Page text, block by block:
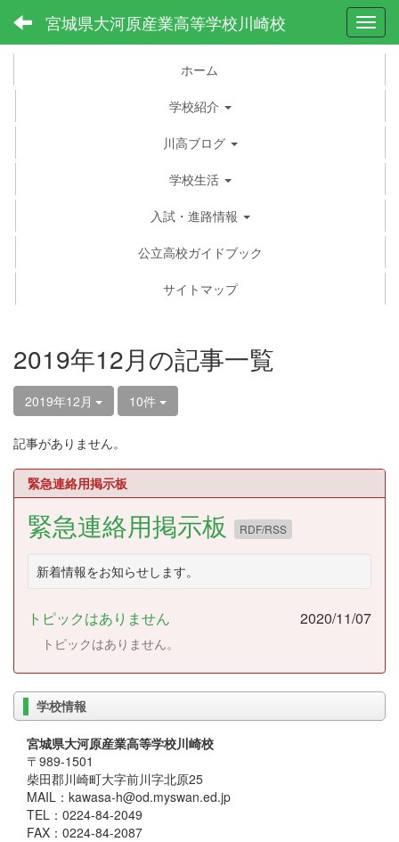
宮城県大河原産業高等学校川崎校
ホーム
学校紹介
川高ブログ
学校生活
入試・進路情報
公立高校ガイドブック
サイトマップ
2019年12月の記事一覧
2019年12月 10件
記事がありません。
緊急連絡用掲示板
緊急連絡用掲示板 RDF/RSS
新着情報をお知らせします。
トピックはありません 2020/11/07
トピックはありません。
学校情報
宮城県大河原産業高等学校川崎校
〒989-1501
柴田郡川崎町大字前川字北原25
MAIL：kawasa-h@od.myswan.ed.jp
TEL：0224-84-2049
FAX：0224-84-2087